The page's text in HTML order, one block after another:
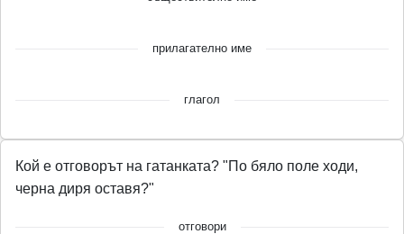
прилагателно име
глагол
Кой е отговорът на гатанката? "По бяло поле ходи,
черна диря оставя?"
отговори